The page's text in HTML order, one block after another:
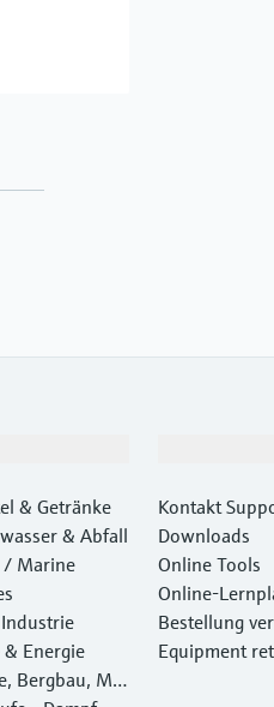
& Getränke
& Abfall
/ Marine
Energie
Bergbau, Met
Kontakt
Downloads
Online Tools
Online-
Bestellung
Equipment